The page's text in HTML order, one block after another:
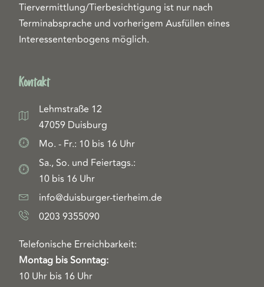
Tiervermittlung/Tierbesichtigung ist nur nach
Terminabsprache und vorherigem Ausfüllen eines
Interessentenbogens möglich.
Kontakt
Lehmstraße 12
47059 Duisburg
Mo. - Fr.: 10 bis 16 Uhr
Sa., So. und Feiertags.:
10 bis 16 Uhr
info@duisburger-tierheim.de
0203 9355090
Telefonische Erreichbarkeit:
Montag bis Sonntag:
10 Uhr bis 16 Uhr